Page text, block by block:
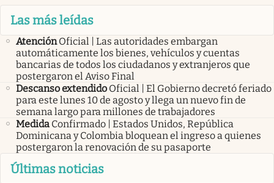
Las más leídas
Atención Oficial | Las autoridades embargan
automáticamente los bienes, vehículos y cuentas
bancarias de todos los ciudadanos y extranjeros que
postergaron el Aviso Final
Descanso extendido Oficial | El Gobierno decretó feriado
para este lunes 10 de agosto y llega un nuevo fin de
semana largo para millones de trabajadores
Medida Confirmado | Estados Unidos, República
Dominicana y Colombia bloquean el ingreso a quienes
postergaron la renovación de su pasaporte
Últimas noticias